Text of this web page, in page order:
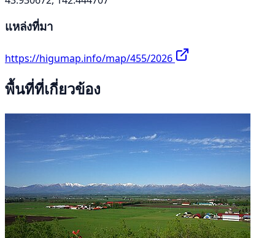
แหล่งที่มา
https://higumap.info/map/455/2026
พื้นที่ที่เกี่ยวข้อง